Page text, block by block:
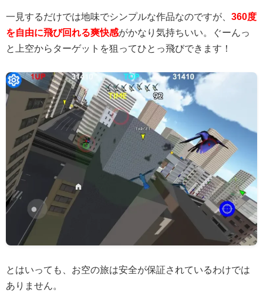
一見するだけでは地味でシンプルな作品なのですが、 360度
を自由に飛び回れる爽快感がかなり気持ちいい。ぐーんっ
と上空からターゲットを狙ってひとっ飛びできます！
とはいっても、お空の旅は安全が保証されているわけでは
ありません。